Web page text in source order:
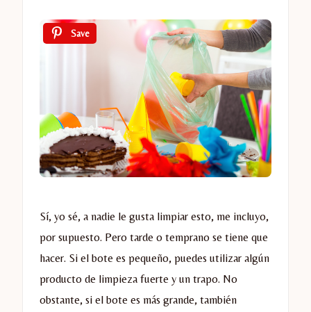
Save
Sí, yo sé, a nadie le gusta limpiar esto, me incluyo,
por supuesto. Pero tarde o temprano se tiene que
hacer. Si el bote es pequeño, puedes utilizar algún
producto de limpieza fuerte y un trapo. No
obstante, si el bote es más grande, también